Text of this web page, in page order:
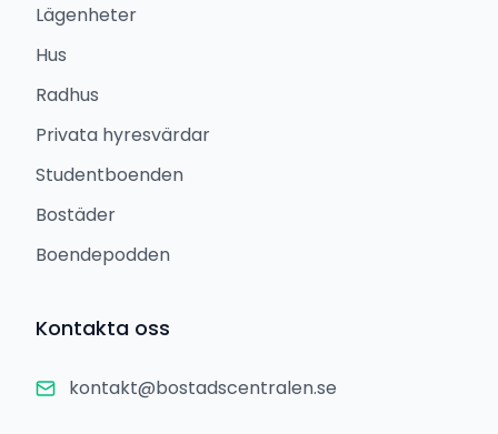
Lägenheter
Hus
Radhus
Privata hyresvärdar
Studentboenden
Bostäder
Boendepodden
Kontakta oss
kontakt@bostadscentralen.se